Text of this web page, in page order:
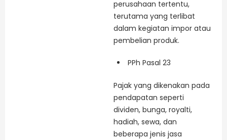
perusahaan tertentu,
terutama yang terlibat
dalam kegiatan impor atau
pembelian produk.
PPh Pasal 23
Pajak yang dikenakan pada
pendapatan seperti
dividen, bunga, royalti,
hadiah, sewa, dan
beberapa jenis jasa